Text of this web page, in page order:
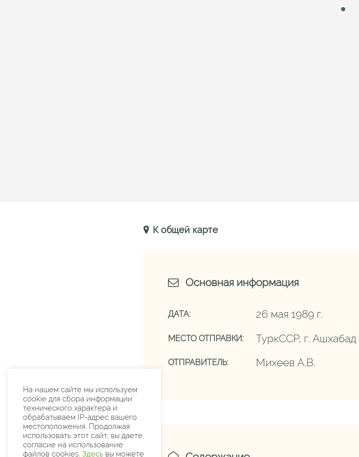
К общей карте
Основная информация
ДАТА: 26 мая 1989 г.
МЕСТО ОТПРАВКИ: ТуркССР, г. Ашхабад
ОТПРАВИТЕЛЬ: Михеев А.В.
На нашем сайте мы используем
cookie для сбора информации
технического характера и
обрабатываем IP-адрес вашего
местоположения. Продолжая
использовать этот сайт, вы даете
согласие на использование
файлов cookies. Здесь вы можете